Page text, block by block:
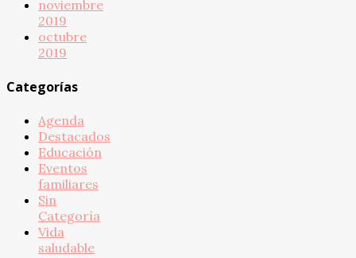
noviembre
2019
octubre
2019
Categorías
Agenda
Destacados
Educación
Eventos
familiares
Sin
Categoría
Vida
saludable